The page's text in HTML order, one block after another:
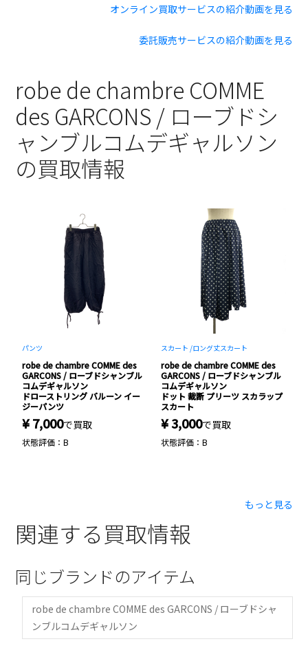
オンライン買取サービスの紹介動画を見る
委託販売サービスの紹介動画を見る
robe de chambre COMME
des GARCONS / ローブドシ
ャンブルコムデギャルソン
の買取情報
パンツ
robe de chambre COMME des
GARCONS / ローブドシャンブル
コムデギャルソン
ドローストリング バルーン イー
ジーパンツ
¥ 7,000で買取
状態評価：B
スカート /ロング丈スカート
robe de chambre COMME des
GARCONS / ローブドシャンブル
コムデギャルソン
ドット 裁断 プリーツ スカラップ
スカート
¥ 3,000で買取
状態評価：B
もっと見る
関連する買取情報
同じブランドのアイテム
robe de chambre COMME des GARCONS / ローブドシャ
ンブルコムデギャルソン